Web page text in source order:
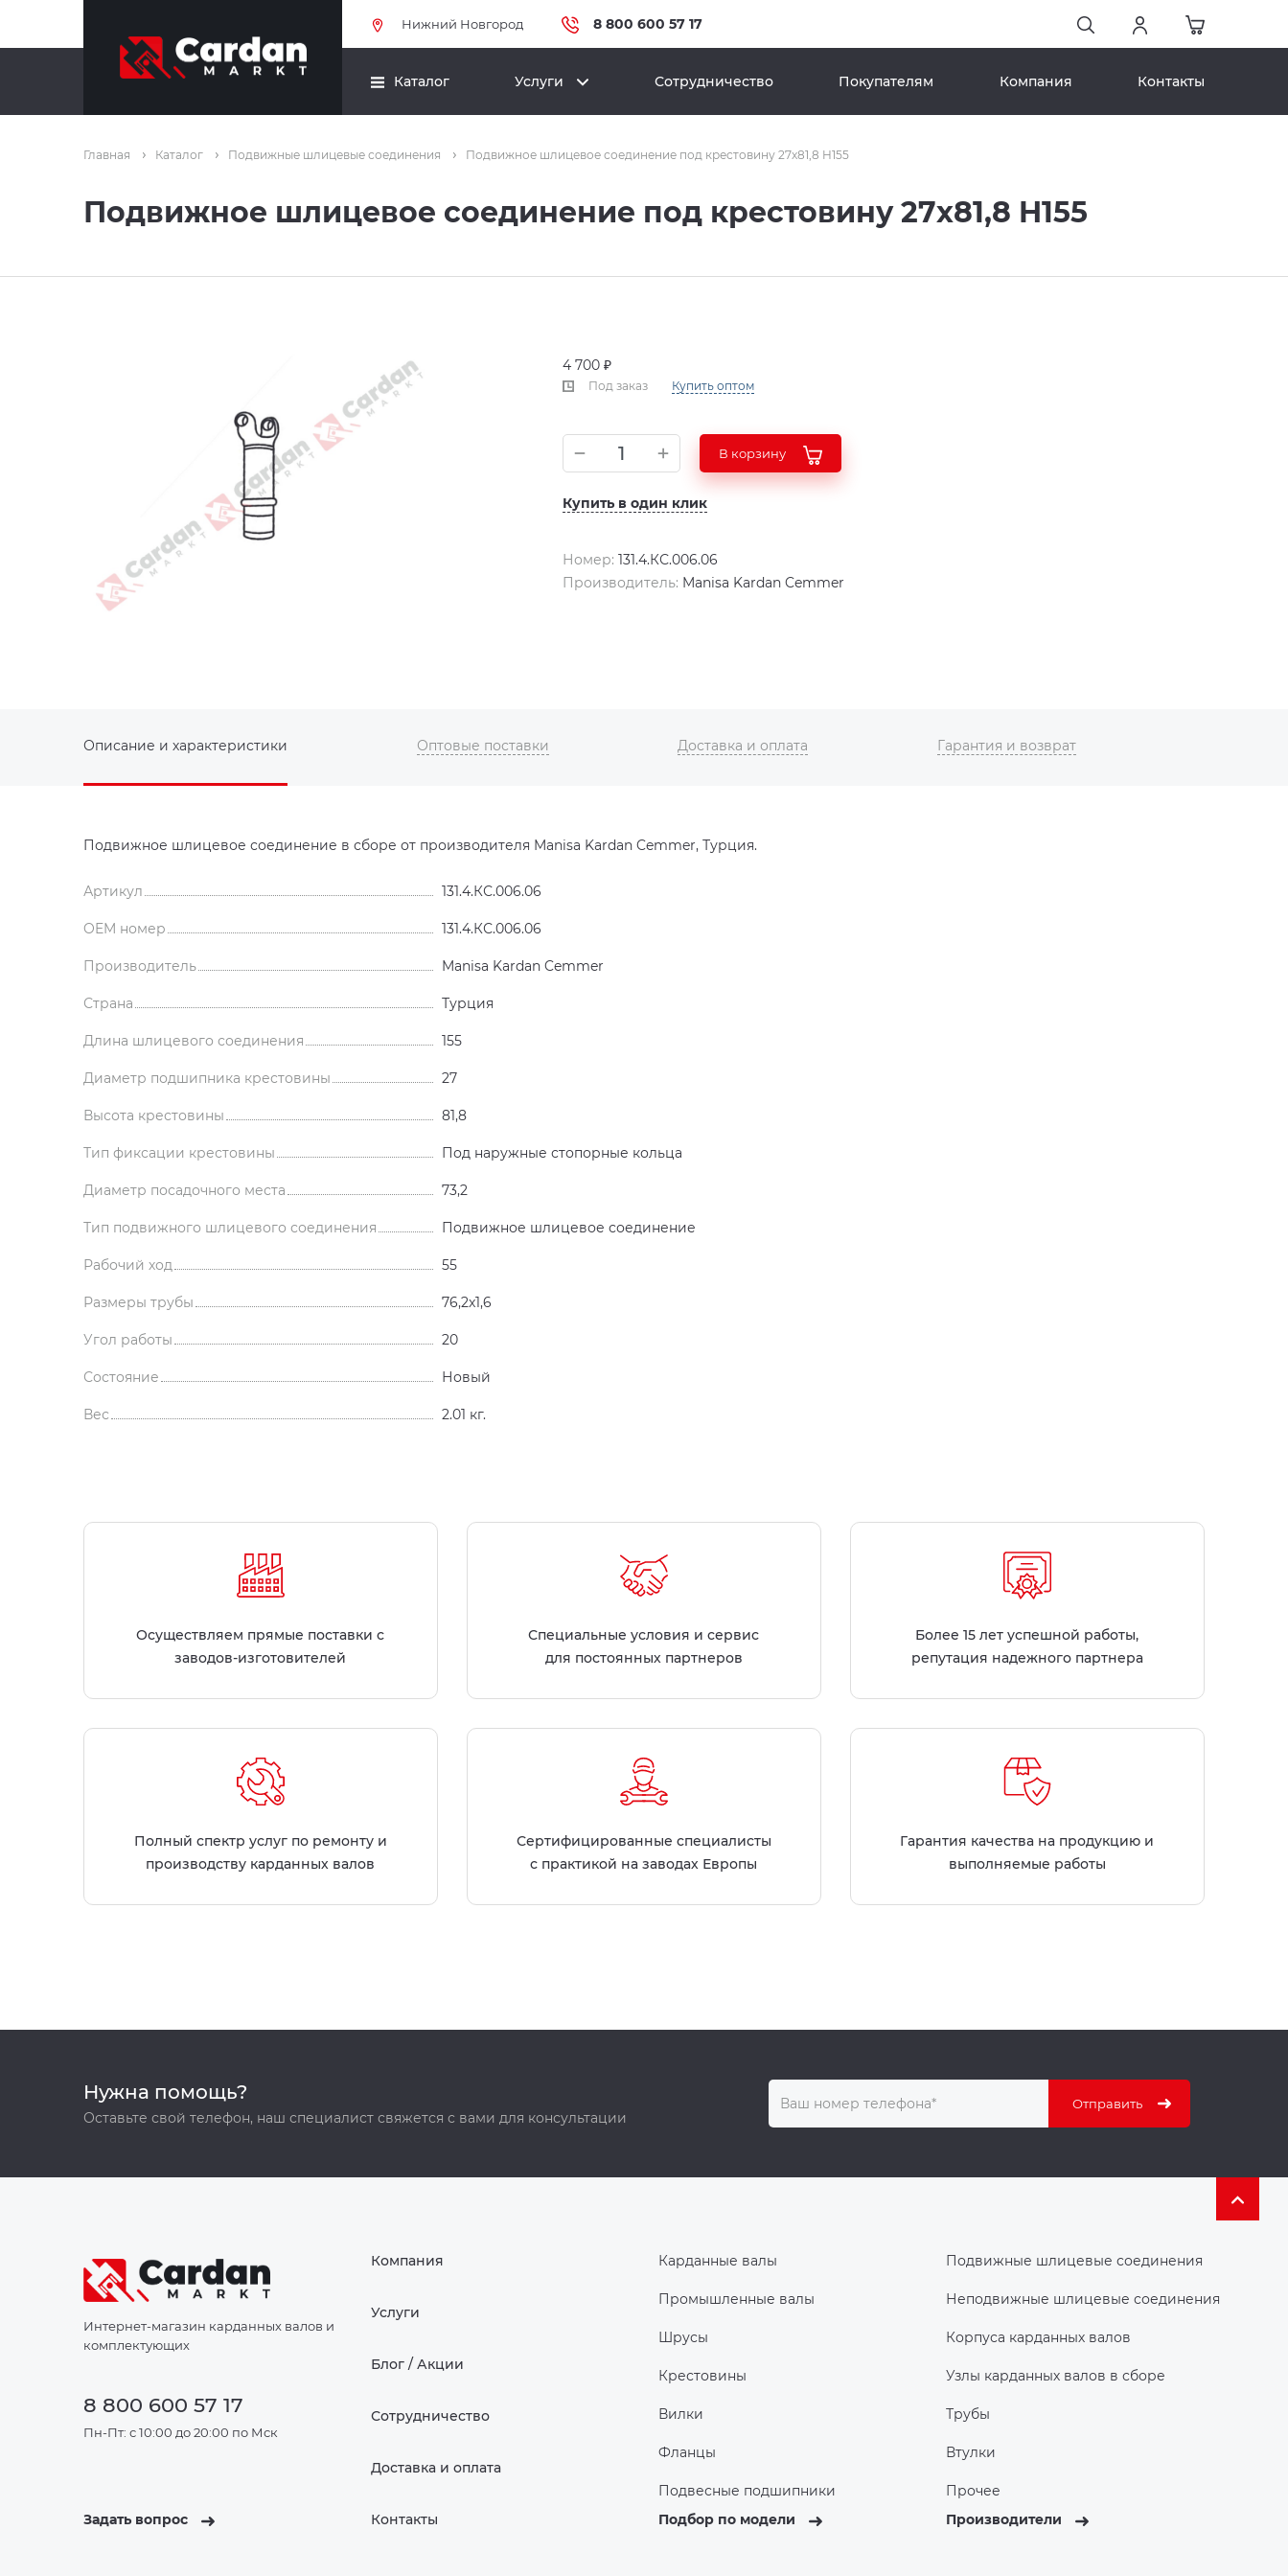
Нижний Новгород 8 800 600 57 17
Каталог Услуги Сотрудничество Покупателям Компания Контакты
Главная Каталог Подвижные шлицевые соединения Подвижное шлицевое соединение под крестовину 27x81,8 H155
Подвижное шлицевое соединение под крестовину 27x81,8 H155
4 700 ₽
Под заказ Купить оптом
В корзину
Купить в один клик
Номер: 131.4.КС.006.06
Производитель: Manisa Kardan Cemmer
Описание и характеристики Оптовые поставки Доставка и оплата Гарантия и возврат
Подвижное шлицевое соединение в сборе от производителя Manisa Kardan Cemmer, Турция.
Артикул 131.4.КС.006.06
OEM номер 131.4.КС.006.06
Производитель Manisa Kardan Cemmer
Страна Турция
Длина шлицевого соединения 155
Диаметр подшипника крестовины 27
Высота крестовины 81,8
Тип фиксации крестовины Под наружные стопорные кольца
Диаметр посадочного места 73,2
Тип подвижного шлицевого соединения Подвижное шлицевое соединение
Рабочий ход 55
Размеры трубы 76,2x1,6
Угол работы 20
Состояние Новый
Вес 2.01 кг.
Осуществляем прямые поставки с
заводов-изготовителей
Специальные условия и сервис
для постоянных партнеров
Более 15 лет успешной работы,
репутация надежного партнера
Полный спектр услуг по ремонту и
производству карданных валов
Сертифицированные специалисты
с практикой на заводах Европы
Гарантия качества на продукцию и
выполняемые работы
Нужна помощь?
Оставьте свой телефон, наш специалист свяжется с вами для консультации
Интернет-магазин карданных валов и
комплектующих
8 800 600 57 17
Пн-Пт: с 10:00 до 20:00 по Мск
Задать вопрос
Компания
Услуги
Блог / Акции
Сотрудничество
Доставка и оплата
Контакты
Карданные валы
Промышленные валы
Шрусы
Крестовины
Вилки
Фланцы
Подвесные подшипники
Подбор по модели
Подвижные шлицевые соединения
Неподвижные шлицевые соединения
Корпуса карданных валов
Узлы карданных валов в сборе
Трубы
Втулки
Прочее
Производители